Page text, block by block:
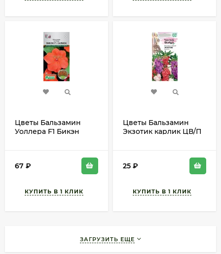
Цветы Бальзамин
Уоллера F1 Бикэн
67 ₽
Цветы Бальзамин
Экзотик карлик ЦВ/П
25 ₽
ЗАГРУЗИТЬ ЕЩЕ